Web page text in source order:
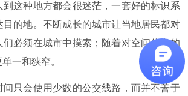
到这种地方都会很迷茫，一套好的标识系
目的地。不断成长的城市让当地居民都对
们必须在城市中摸索；随着对空间信息的
一和狭窄。
间只会使用少数的公交线路，而并不善于